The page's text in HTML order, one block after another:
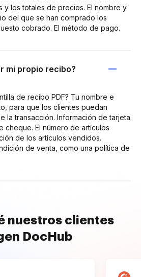
y los totales de precios. El nombre y
del que se han comprado los
cobrado. El método de pago.
mi propio recibo?
de recibo PDF? Tu nombre e
para que los clientes puedan
la transacción. Información de tarjeta
cheque. El número de artículos
de los artículos vendidos.
de venta, como una política de
nuestros clientes
DocHub